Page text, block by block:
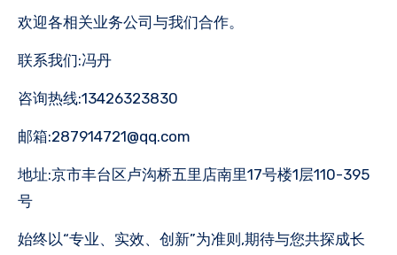
欢迎各相关业务公司与我们合作。
联系我们:冯丹
咨询热线:13426323830
邮箱:287914721@qq.com
地址:京市丰台区卢沟桥五里店南里17号楼1层110-395
号
始终以“专业、实效、创新”为准则,期待与您共探成长